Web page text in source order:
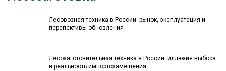
Лесовозная техника в России: рынок, эксплуатация и
перспективы обновления
Лесозаготовительная техника в России: иллюзия выбора
и реальность импортозамещения